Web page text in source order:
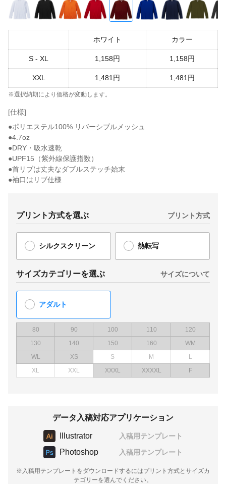
ホワイト カラー
S - XL 1,158円 1,158円
XXL 1,481円 1,481円
※選択納期により価格が変動します。
[仕様]
●ポリエステル100% リバーシブルメッシュ
●4.7oz
●DRY・吸水速乾
●UPF15（紫外線保護指数）
●首リブは丈夫なダブルステッチ始末
●袖口はリブ仕様
プリント方式を選ぶ プリント方式
シルクスクリーン 熱転写
サイズカテゴリーを選ぶ サイズについて
アダルト
80 90 100 110
120
130
140 150 160
WM
WL
XS S M
L
XL
XXL XXXL XXXXL F
データ入稿対応アプリケーション
Illustrator 入稿用テンプレート
Photoshop 入稿用テンプレート
※入稿用テンプレートをダウンロードするにはプリント方式とサイズカ
テゴリーを選んでください。